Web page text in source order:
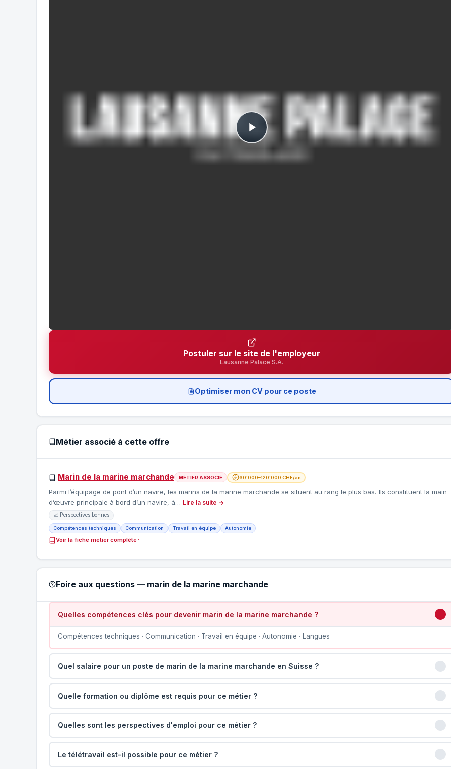
Postuler sur le site de l'employeur
Lausanne Palace S.A.
Optimiser mon CV pour ce poste
Métier associé à cette offre
Marin de la marine marchande MÉTIER ASSOCIÉ 60'000–120'000 CHF/an
Parmi l’équipage de pont d’un navire, les marins de la marine marchande se situent au rang le plus bas. Ils constituent la main
d’œuvre principale à bord d’un navire, à… Lire la suite →
📈 Perspectives bonnes
Compétences techniques Communication Travail en équipe Autonomie
Voir la fiche métier complète
Foire aux questions — marin de la marine marchande
Quelles compétences clés pour devenir marin de la marine marchande ?
Compétences techniques · Communication · Travail en équipe · Autonomie · Langues
Quel salaire pour un poste de marin de la marine marchande en Suisse ?
Quelle formation ou diplôme est requis pour ce métier ?
Quelles sont les perspectives d'emploi pour ce métier ?
Le télétravail est-il possible pour ce métier ?